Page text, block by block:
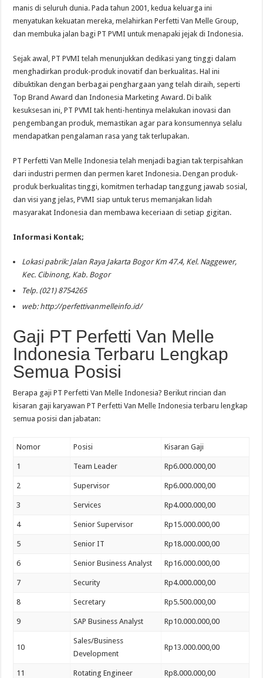
manis di seluruh dunia. Pada tahun 2001, kedua keluarga ini
menyatukan kekuatan mereka, melahirkan Perfetti Van Melle Group,
dan membuka jalan bagi PT PVMI untuk menapaki jejak di Indonesia.
Sejak awal, PT PVMI telah menunjukkan dedikasi yang tinggi dalam
menghadirkan produk-produk inovatif dan berkualitas. Hal ini
dibuktikan dengan berbagai penghargaan yang telah diraih, seperti
Top Brand Award dan Indonesia Marketing Award. Di balik
kesuksesan ini, PT PVMI tak henti-hentinya melakukan inovasi dan
pengembangan produk, memastikan agar para konsumennya selalu
mendapatkan pengalaman rasa yang tak terlupakan.
PT Perfetti Van Melle Indonesia telah menjadi bagian tak terpisahkan
dari industri permen dan permen karet Indonesia. Dengan produk-
produk berkualitas tinggi, komitmen terhadap tanggung jawab sosial,
dan visi yang jelas, PVMI siap untuk terus memanjakan lidah
masyarakat Indonesia dan membawa keceriaan di setiap gigitan.
Informasi Kontak;
Lokasi pabrik: Jalan Raya Jakarta Bogor Km 47.4, Kel. Naggewer,
Kec. Cibinong, Kab. Bogor
Telp. (021) 8754265
web: http://perfettivanmelleinfo.id/
Gaji PT Perfetti Van Melle
Indonesia Terbaru Lengkap
Semua Posisi
Berapa gaji PT Perfetti Van Melle Indonesia? Berikut rincian dan
kisaran gaji karyawan PT Perfetti Van Melle Indonesia terbaru lengkap
semua posisi dan jabatan:
Nomor Posisi Kisaran Gaji
1 Team Leader Rp6.000.000,00
2 Supervisor Rp6.000.000,00
3 Services Rp4.000.000,00
4 Senior Supervisor Rp15.000.000,00
5 Senior IT Rp18.000.000,00
6 Senior Business Analyst Rp16.000.000,00
7 Security Rp4.000.000,00
8 Secretary Rp5.500.000,00
9 SAP Business Analyst Rp10.000.000,00
10
Sales/Business
Development
Rp13.000.000,00
11 Rotating Engineer Rp8.000.000,00